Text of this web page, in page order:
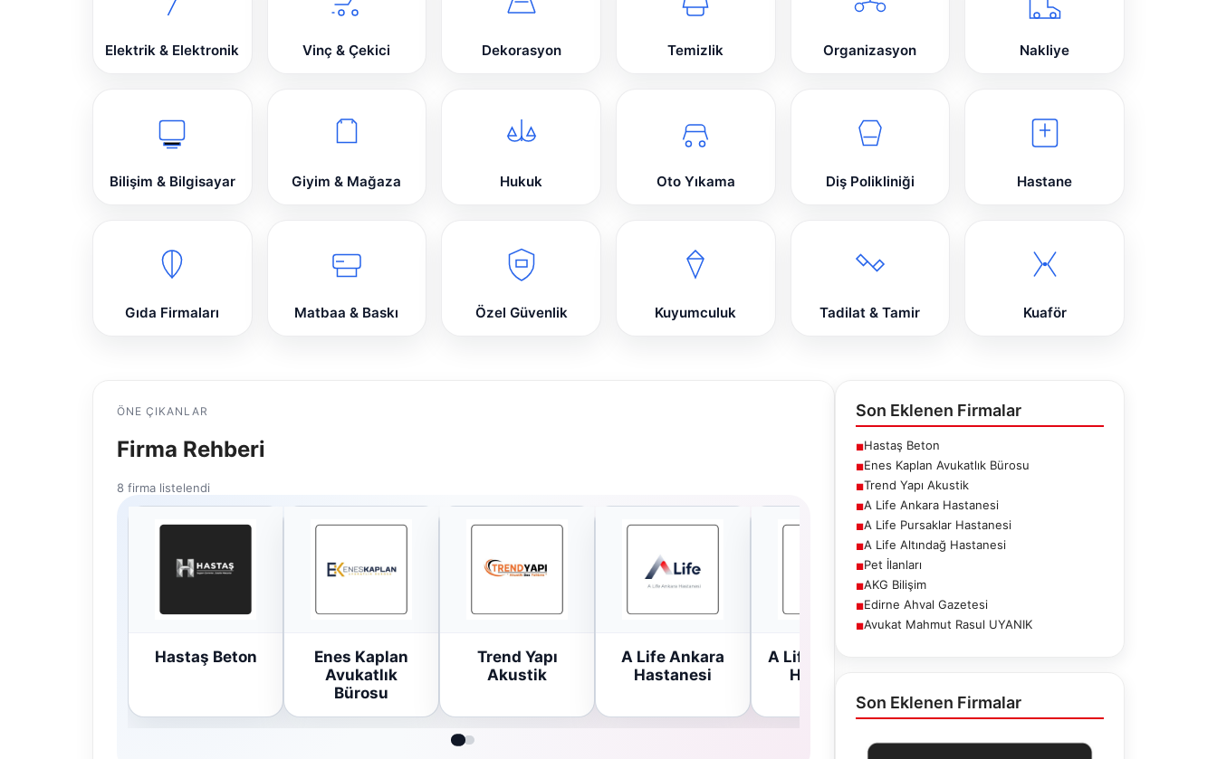
Elektrik & Elektronik Vinç & Çekici Dekorasyon Temizlik Organizasyon Nakliye
Bilişim & Bilgisayar Giyim & Mağaza Hukuk Oto Yıkama Diş Polikliniği Hastane
Gıda Firmaları Matbaa & Baskı Özel Güvenlik Kuyumculuk Tadilat & Tamir Kuaför
ÖNE ÇIKANLAR
Firma Rehberi
8 firma listelendi
Hastaş Beton
Enes Kaplan
Avukatlık
Bürosu
Trend Yapı
Akustik
A Life Ankara
Hastanesi
A Life Pursaklar
Hastanesi
Son Eklenen Firmalar
■Hastaş Beton
■Enes Kaplan Avukatlık Bürosu
■Trend Yapı Akustik
■A Life Ankara Hastanesi
■A Life Pursaklar Hastanesi
■A Life Altındağ Hastanesi
■Pet İlanları
■AKG Bilişim
■Edirne Ahval Gazetesi
■Avukat Mahmut Rasul UYANIK
Son Eklenen Firmalar